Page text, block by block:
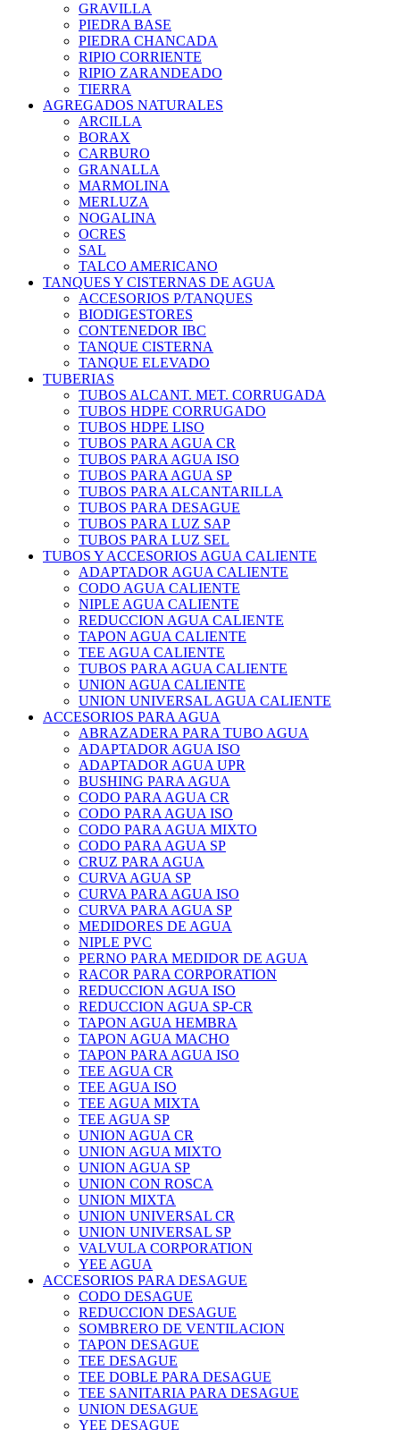
GRAVILLA
PIEDRA BASE
PIEDRA CHANCADA
RIPIO CORRIENTE
RIPIO ZARANDEADO
TIERRA
AGREGADOS NATURALES
ARCILLA
BORAX
CARBURO
GRANALLA
MARMOLINA
MERLUZA
NOGALINA
OCRES
SAL
TALCO AMERICANO
TANQUES Y CISTERNAS DE AGUA
ACCESORIOS P/TANQUES
BIODIGESTORES
CONTENEDOR IBC
TANQUE CISTERNA
TANQUE ELEVADO
TUBERIAS
TUBOS ALCANT. MET. CORRUGADA
TUBOS HDPE CORRUGADO
TUBOS HDPE LISO
TUBOS PARA AGUA CR
TUBOS PARA AGUA ISO
TUBOS PARA AGUA SP
TUBOS PARA ALCANTARILLA
TUBOS PARA DESAGUE
TUBOS PARA LUZ SAP
TUBOS PARA LUZ SEL
TUBOS Y ACCESORIOS AGUA CALIENTE
ADAPTADOR AGUA CALIENTE
CODO AGUA CALIENTE
NIPLE AGUA CALIENTE
REDUCCION AGUA CALIENTE
TAPON AGUA CALIENTE
TEE AGUA CALIENTE
TUBOS PARA AGUA CALIENTE
UNION AGUA CALIENTE
UNION UNIVERSAL AGUA CALIENTE
ACCESORIOS PARA AGUA
ABRAZADERA PARA TUBO AGUA
ADAPTADOR AGUA ISO
ADAPTADOR AGUA UPR
BUSHING PARA AGUA
CODO PARA AGUA CR
CODO PARA AGUA ISO
CODO PARA AGUA MIXTO
CODO PARA AGUA SP
CRUZ PARA AGUA
CURVA AGUA SP
CURVA PARA AGUA ISO
CURVA PARA AGUA SP
MEDIDORES DE AGUA
NIPLE PVC
PERNO PARA MEDIDOR DE AGUA
RACOR PARA CORPORATION
REDUCCION AGUA ISO
REDUCCION AGUA SP-CR
TAPON AGUA HEMBRA
TAPON AGUA MACHO
TAPON PARA AGUA ISO
TEE AGUA CR
TEE AGUA ISO
TEE AGUA MIXTA
TEE AGUA SP
UNION AGUA CR
UNION AGUA MIXTO
UNION AGUA SP
UNION CON ROSCA
UNION MIXTA
UNION UNIVERSAL CR
UNION UNIVERSAL SP
VALVULA CORPORATION
YEE AGUA
ACCESORIOS PARA DESAGUE
CODO DESAGUE
REDUCCION DESAGUE
SOMBRERO DE VENTILACION
TAPON DESAGUE
TEE DESAGUE
TEE DOBLE PARA DESAGUE
TEE SANITARIA PARA DESAGUE
UNION DESAGUE
YEE DESAGUE